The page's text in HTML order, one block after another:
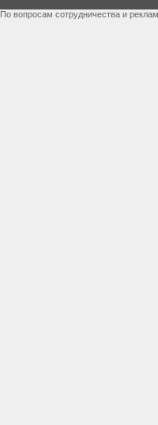
По вопросам сотрудничества и